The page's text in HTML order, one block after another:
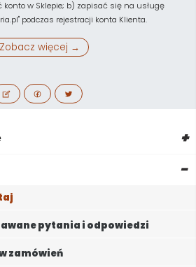
konto w Sklepie; b) zapisać się na usługę
podczas rejestracji konta Klienta.
Zobacz więcej →
+
-
pytania i odpowiedzi
zamówień